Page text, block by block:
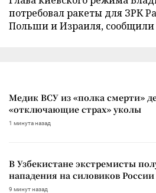
потребовал ракеты для ЗРК
Польши и Израиля,
Медик ВСУ из «полка смерти»
«отключающие страх» уколы
1 минута назад
В Узбекистане экстремисты
нападения на силовиков России
9 минут назад